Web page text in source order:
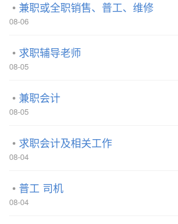
兼职或全职销售、普工、维修
08-06
求职辅导老师
08-05
兼职会计
08-05
求职会计及相关工作
08-04
普工 司机
08-04